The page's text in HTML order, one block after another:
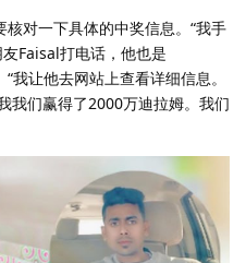
对一下具体的中奖信息。“我手
Faisal打电话，他也是
让他去网站上查看详细信息。
我们赢得了2000万迪拉姆。我们